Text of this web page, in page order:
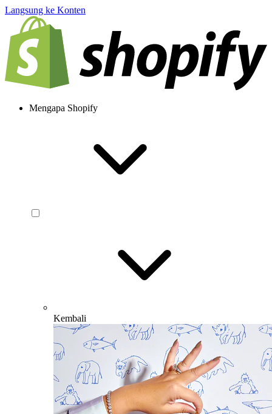
Langsung ke Konten
Mengapa Shopify
Kembali